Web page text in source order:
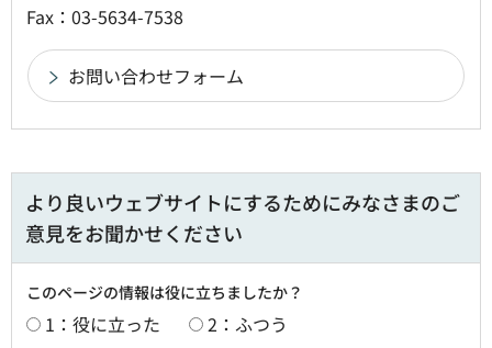
Fax：03-5634-7538
より良いウェブサイトにするためにみなさまのご
意見をお聞かせください
このページの情報は役に立ちましたか？
1：役に立った
2：ふつう